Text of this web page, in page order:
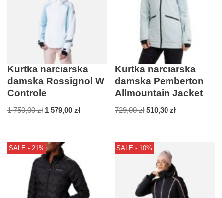
Kurtka narciarska
damska Rossignol W
Controle
1 750,00zł 1 579,00 zł
Kurtka narciarska
damska Pemberton
Allmountain Jacket
729,00zł 510,30zł
SALE - 21% SALE - 10%